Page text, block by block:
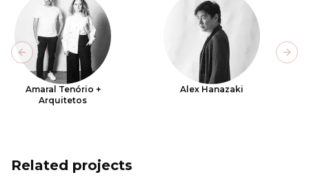
Amaral Tenório +
Arquitetos
Alex Hanazaki
Previous slide
Related projects